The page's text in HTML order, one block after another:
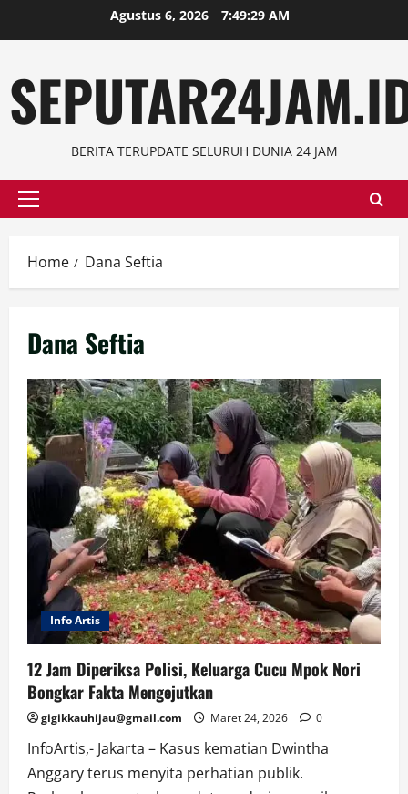
to
Agustus 6, 2026 7:49:30 AM
BERITA TERUPDATE SELURUH DUNIA 24 JAM
Primary
Home Dana Seftia
Dana Seftia
Info Artis
12 Jam Diperiksa Polisi, Keluarga Cucu Mpok Nori
Bongkar Fakta Mengejutkan
gigikkauhijau@gmail.com Maret 24, 2026 0
InfoArtis,- Jakarta – Kasus kematian Dwintha
Anggary terus menyita perhatian publik.